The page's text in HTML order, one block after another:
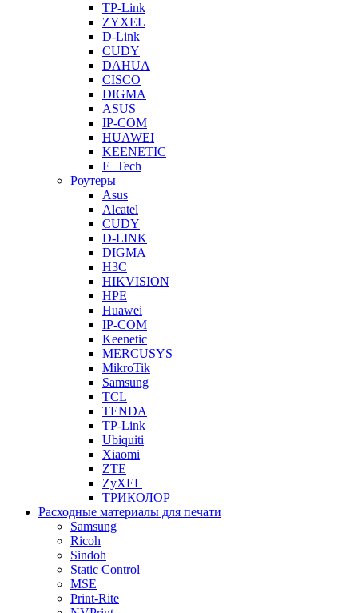
TP-Link
ZYXEL
D-Link
CUDY
DAHUA
CISCO
DIGMA
ASUS
IP-COM
HUAWEI
KEENETIC
F+Tech
Роутеры
Asus
Alcatel
CUDY
D-LINK
DIGMA
H3C
HIKVISION
HPE
Huawei
IP-COM
Keenetic
MERCUSYS
MikroTik
Samsung
TCL
TENDA
TP-Link
Ubiquiti
Xiaomi
ZTE
ZyXEL
ТРИКОЛОР
Расходные материалы для печати
Samsung
Ricoh
Sindoh
Static Control
MSE
Print-Rite